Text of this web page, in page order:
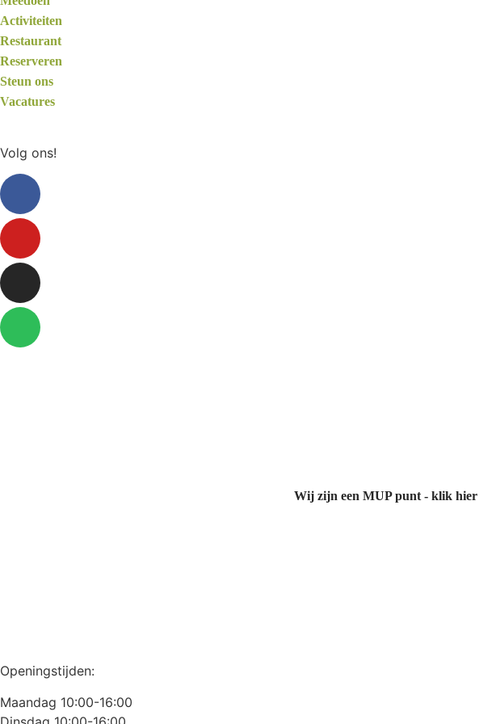
Activiteiten
Restaurant
Reserveren
Steun ons
Vacatures
Volg ons!
Wij zijn een MUP punt - klik hier
Openingstijden:
Maandag 10:00-16:00